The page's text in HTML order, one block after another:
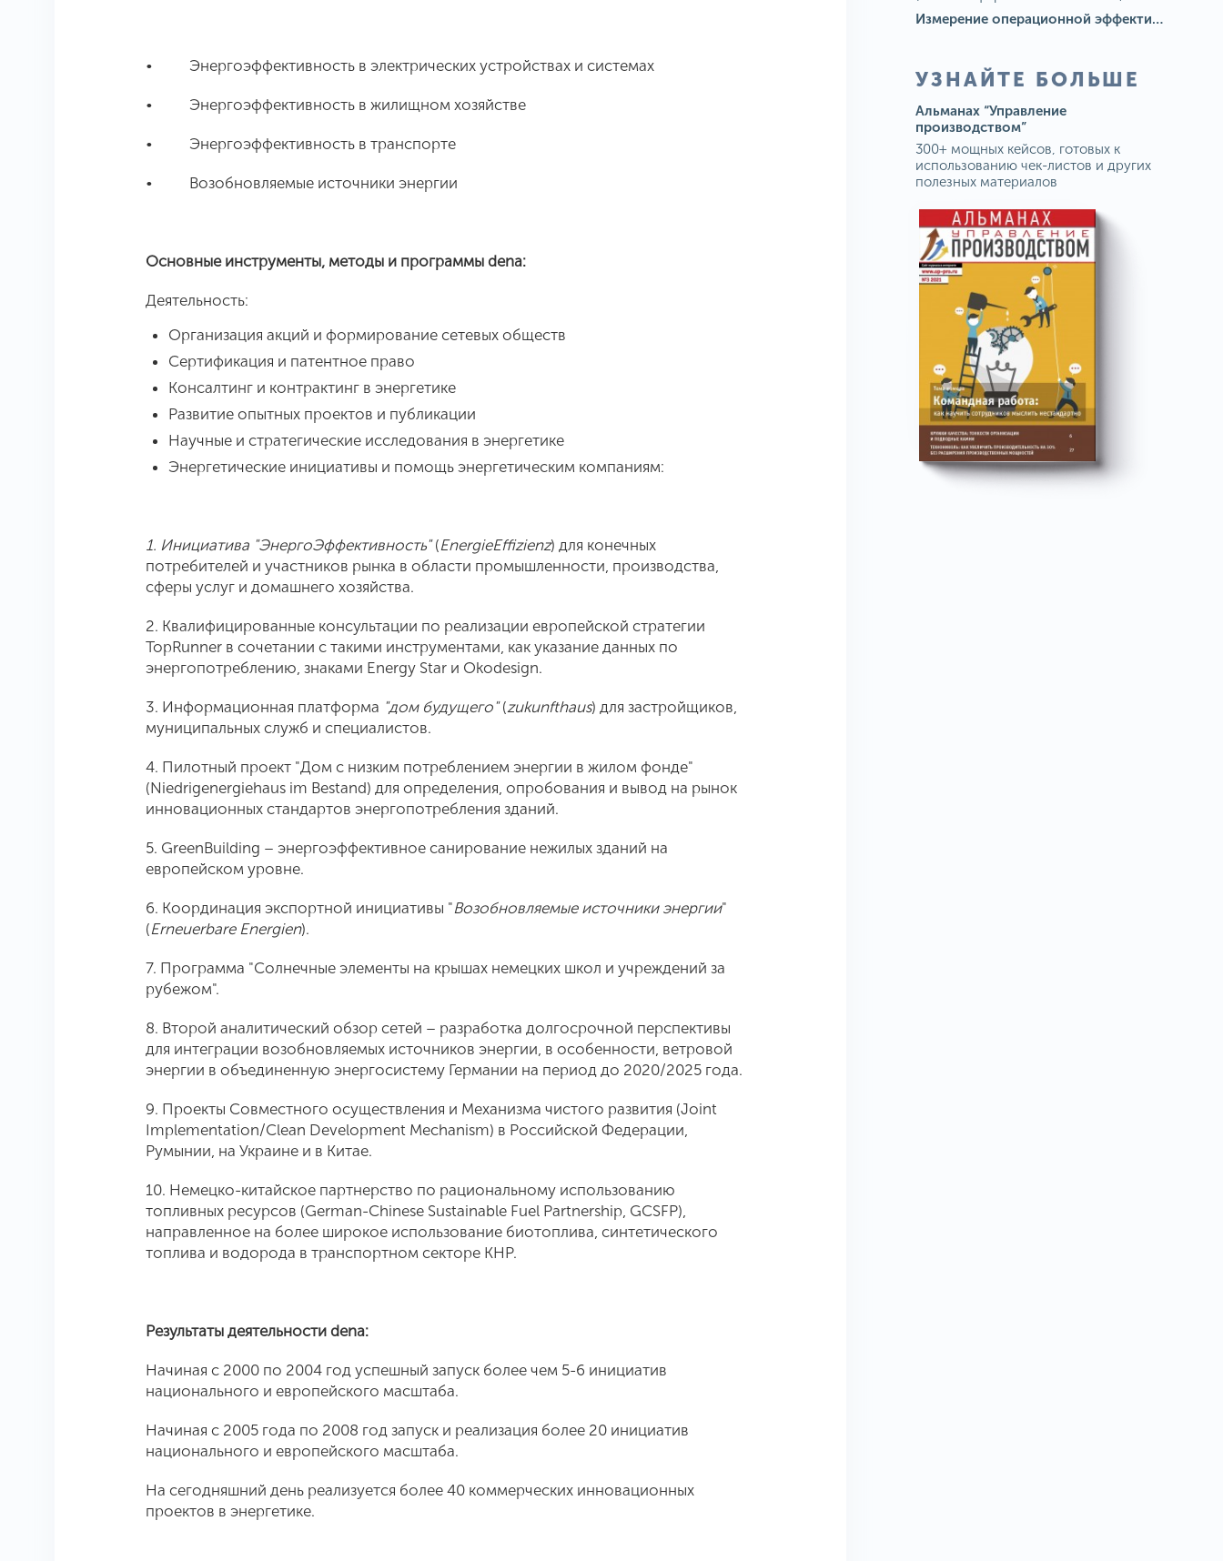
• Энергоэффективность в электрических устройствах и системах
• Энергоэффективность в жилищном хозяйстве
• Энергоэффективность в транспорте
• Возобновляемые источники энергии
Основные инструменты, методы и программы dena:
Деятельность:
Организация акций и формирование сетевых обществ
Сертификация и патентное право
Консалтинг и контрактинг в энергетике
Развитие опытных проектов и публикации
Научные и стратегические исследования в энергетике
Энергетические инициативы и помощь энергетическим компаниям:
1. Инициатива "ЭнергоЭффективность"(EnergieEffizienz) для конечных
потребителей и участников рынка в области промышленности, производства,
сферы услуг и домашнего хозяйства.
2. Квалифицированные консультации по реализации европейской стратегии
TopRunner в сочетании с такими инструментами, как указание данных по
энергопотреблению, знаками Energy Star и Okodesign.
3. Информационная платформа "дом будущего"(zukunfthaus) для застройщиков,
муниципальных служб и специалистов.
4. Пилотный проект "Дом с низким потреблением энергии в жилом фонде"
(Niedrigenergiehaus im Bestand) для определения, опробования и вывод на рынок
инновационных стандартов энергопотребления зданий.
5. GreenBuilding – энергоэффективное санирование нежилых зданий на
европейском уровне.
6. Координация экспортной инициативы "Возобновляемые источники энергии"
(Erneuerbare Energien).
7. Программа "Солнечные элементы на крышах немецких школ и учреждений за
рубежом".
8. Второй аналитический обзор сетей – разработка долгосрочной перспективы
для интеграции возобновляемых источников энергии, в особенности, ветровой
энергии в объединенную энергосистему Германии на период до 2020/2025 года.
9. Проекты Совместного осуществления и Механизма чистого развития (Joint
Implementation/Clean Development Mechanism) в Российской Федерации,
Румынии, на Украине и в Китае.
10. Немецко-китайское партнерство по рациональному использованию
топливных ресурсов (German-Chinese Sustainable Fuel Partnership, GCSFP),
направленное на более широкое использование биотоплива, синтетического
топлива и водорода в транспортном секторе КНР.
Результаты деятельности dena:
Начиная с 2000 по 2004 год успешный запуск более чем 5-6 инициатив
национального и европейского масштаба.
Начиная с 2005 года по 2008 год запуск и реализация более 20 инициатив
национального и европейского масштаба.
На сегодняшний день реализуется более 40 коммерческих инновационных
проектов в энергетике.
Измерение операционной эффективности: ключевые показатели для непрерывного совершенствования
УЗНАЙТЕ БОЛЬШЕ
Альманах “Управление
производством”
300+ мощных кейсов, готовых к
использованию чек-листов и других
полезных материалов